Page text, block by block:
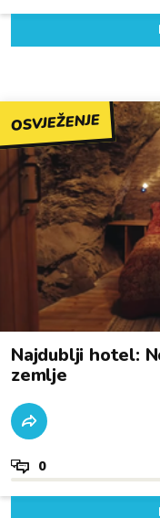
OSVJEŽENJE
Najdublji hotel:
zemlje
0